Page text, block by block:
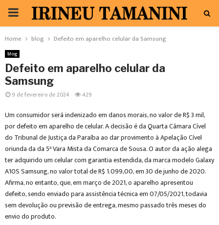
PRIMARY
MENU
Home blog Defeito em aparelho celular da Samsung
blog
Defeito em aparelho celular da
Samsung
9 de fevereiro de 2024 429
Um consumidor será indenizado em danos morais, no valor de R$ 3 mil,
por defeito em aparelho de celular. A decisão é da Quarta Câmara Cível
do Tribunal de Justiça da Paraíba ao dar provimento à Apelação Cível
oriunda da da 5ª Vara Mista da Comarca de Sousa. O autor da ação alega
ter adquirido um celular com garantia estendida, da marca modelo Galaxy
A10S Samsung, no valor total de R$ 1.099,00, em 30 de junho de 2020.
Afirma, no entanto, que, em março de 2021, o aparelho apresentou
defeito, sendo enviado para assistência técnica em 07/05/2021, todavia
sem devolução ou previsão de entrega, mesmo passado três meses do
envio do produto.